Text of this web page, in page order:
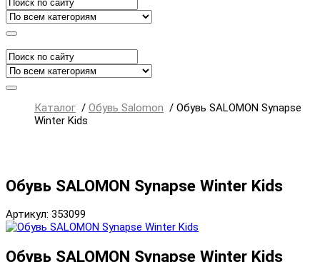
Каталог / Обувь Salomon / Обувь SALOMON Synapse
Winter Kids
Обувь SALOMON Synapse Winter Kids
Артикул: 353099
Обувь SALOMON Synapse Winter Kids